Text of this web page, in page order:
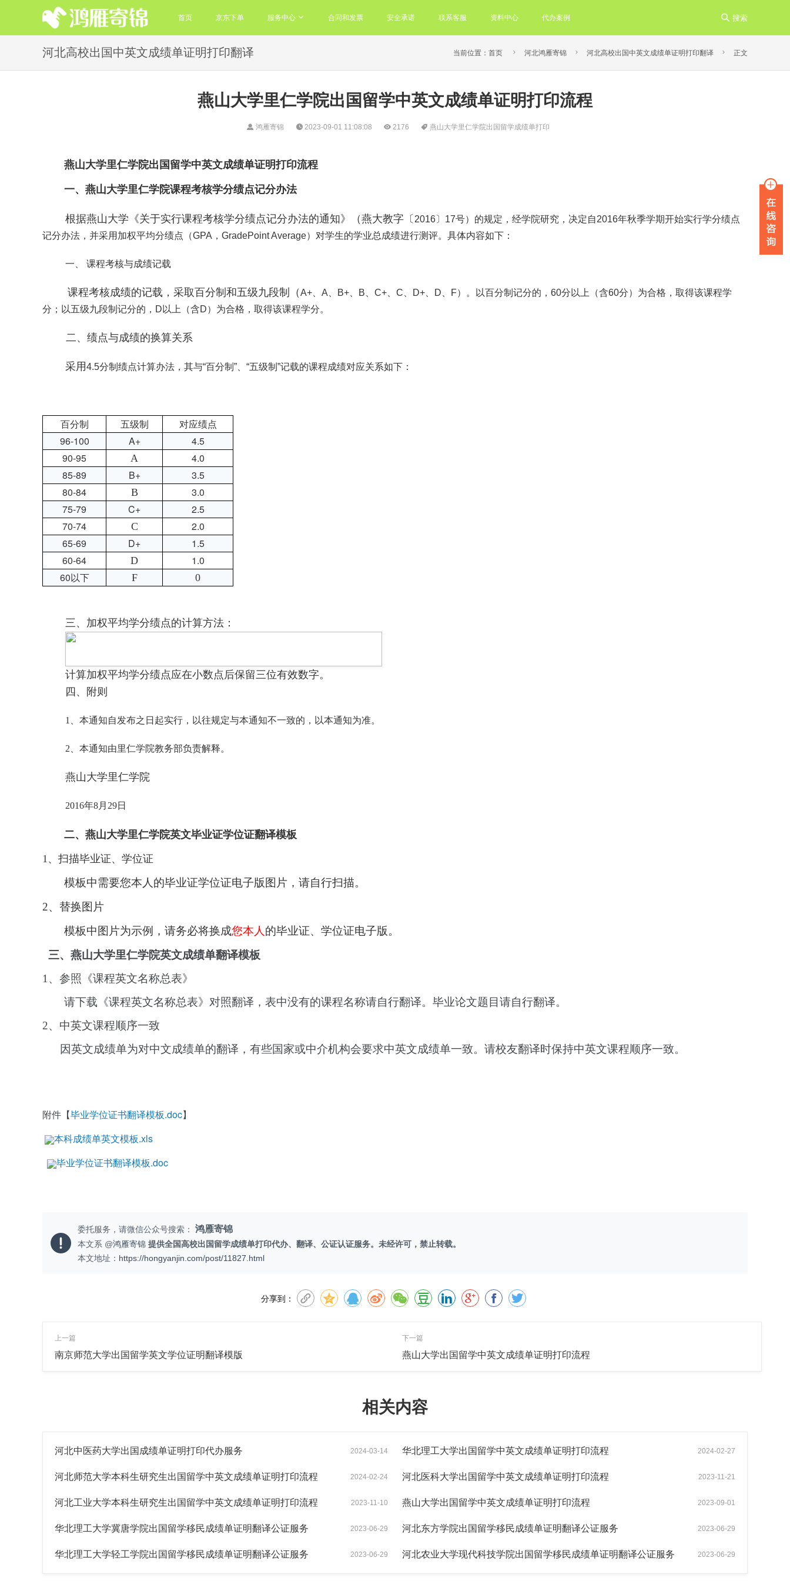
首页 京东下单 服务中心 合同和发票 安全承诺 联系客服 资料中心 代办案例  搜索
河北高校出国中英文成绩单证明打印翻译 当前位置： 首页  河北鸿雁寄锦  河北高校出国中英文成绩单证明打印翻译  正文
燕山大学里仁学院出国留学中英文成绩单证明打印流程
鸿雁寄锦 2023-09-01 11:08:08 2176 燕山大学里仁学院出国留学成绩单打印
燕山大学里仁学院出国留学中英文成绩单证明打印流程
一、燕山大学里仁学院课程考核学分绩点记分办法
根据燕山大学《关于实行课程考核学分绩点记分办法的通知》（燕大教字〔 2016〕17号）的规定，经学院研究，决定自2016年秋季学期开始实行学分绩点
记分办法，并采用加权平均分绩点（GPA，GradePoint Average）对学生的学业总成绩进行测评。具体内容如下：
一、 课程考核与成绩记载
课程考核成绩的记载，采取百分制和五级九段制（A+、A、B+、B、C+、C、D+、D、F）。以百分制记分的，60分以上（含60分）为合格，取得该课程学
分；以五级九段制记分的，D以上（含D）为合格，取得该课程学分。
二、绩点与成绩的换算关系
采用4.5分制绩点计算办法，其与“百分制”、“五级制”记载的课程成绩对应关系如下：
百分制 五级制
对应绩点
96-100
A+
4.5
90-95
A
4.0
85-89
B+
3.5
80-84
B
3.0
75-79
C+
2.5
70-74
C
2.0
65-69
D+
1.5
60-64
D
1.0
60以下
F 0
三、加权平均学分绩点的计算方法：
计算加权平均学分绩点应在小数点后保留三位有效数字。
四、附则
1、本通知自发布之日起实行，以往规定与本通知不一致的，以本通知为准。
2、本通知由里仁学院教务部负责解释。
燕山大学里仁学院
2016年8月29日
二、燕山大学里仁学院英文毕业证学位证翻译模板
1、扫描毕业证、学位证
模板中需要您本人的毕业证学位证电子版图片，请自行扫描。
2、替换图片
模板中图片为示例，请务必将换成您本人 的毕业证、学位证电子版。
三、燕山大学里仁学院英文成绩单翻译模板
1、参照《课程英文名称总表》
请下载《课程英文名称总表》对照翻译，表中没有的课程名称请自行翻译。毕业论文题目请自行翻译。
2、中英文课程顺序一致
因英文成绩单为对中文成绩单的翻译，有些国家或中介机构会要求中英文成绩单一致。请校友翻译时保持中英文课程顺序一致。
附件【毕业学位证书翻译模板.doc】
本科成绩单英文模板.xls
毕业学位证书翻译模板.doc
委托服务，请微信公众号搜索： 鸿雁寄锦
本文系 @鸿雁寄锦 提供全国高校出国留学成绩单打印代办、翻译、公证认证服务。未经许可，禁止转载。
本文地址： https://hongyanjin.com/post/11827.html
分享到：
上一篇
南京师范大学出国留学英文学位证明翻译模版
下一篇
燕山大学出国留学中英文成绩单证明打印流程
相关内容
2024-03-14
河北中医药大学出国成绩单证明打印代办服务 2024-02-27
华北理工大学出国留学中英文成绩单证明打印流程
2024-02-24
河北师范大学本科生研究生出国留学中英文成绩单证明打印流程 2023-11-21
河北医科大学出国留学中英文成绩单证明打印流程
2023-11-10
河北工业大学本科生研究生出国留学中英文成绩单证明打印流程 2023-09-01
燕山大学出国留学中英文成绩单证明打印流程
2023-06-29
华北理工大学冀唐学院出国留学移民成绩单证明翻译公证服务 2023-06-29
河北东方学院出国留学移民成绩单证明翻译公证服务
2023-06-29
华北理工大学轻工学院出国留学移民成绩单证明翻译公证服务 2023-06-29
河北农业大学现代科技学院出国留学移民成绩单证明翻译公证服务